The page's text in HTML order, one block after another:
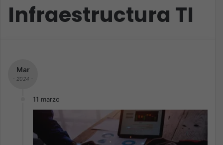
Infraestructura TI
Mar
- 2024 -
11 marzo